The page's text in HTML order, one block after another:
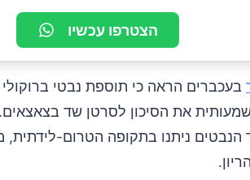
הצטרפו עכשיו
בעכברים הראה כי תוספת נבטי
את הסיכון לסרטן שד
הנבטים ניתנו בתקופה הטרום-